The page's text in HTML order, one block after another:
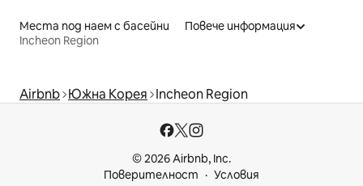
Места под наем с басейни
Incheon Region
Повече информация
Airbnb Южна Корея Incheon Region
© 2026 Airbnb, Inc.
Поверителност
Условия